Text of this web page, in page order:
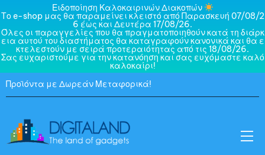
Ειδοποίηση Καλοκαιρινών Διακοπών
Το e-shop μας θα παραμείνει κλειστό από Παρασκευή 07/08/2
6 έως και Δευτέρα 17/08/26.
Όλες οι παραγγελίες που θα πραγματοποιηθούν κατά τη διάρκ
εια αυτού του διαστήματος θα καταγραφούν κανονικά και θα ε
κτελεστούν με σειρά προτεραιότητας από τις 18/08/26.
Σας ευχαριστούμε για την κατανόηση και σας ευχόμαστε καλό
καλοκαίρι!
Προϊόντα με Δωρεάν Μεταφορικά!